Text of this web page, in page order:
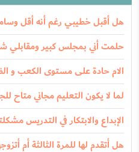
هل أقبل خطيبي رغم أنه أقل
حلمت أني بمجلس كبير ومقابلي
الام حادة على مستوى الكعب و
لما لا يكون التعليم مجاني متاح
الإبداع والابتكار في التدريس
هل أتقدم لها للمرة الثالثة أم